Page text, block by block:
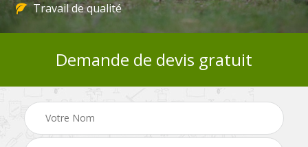
Travail de qualité
Demande de devis gratuit